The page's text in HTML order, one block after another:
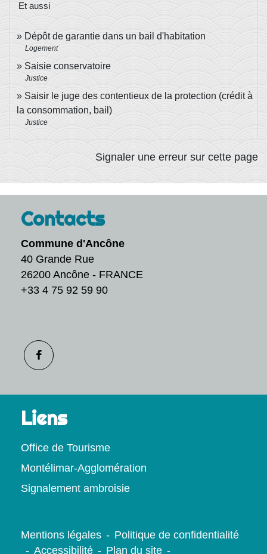
Et aussi
Dépôt de garantie dans un bail d'habitation
Logement
Saisie conservatoire
Justice
Saisir le juge des contentieux de la protection (crédit à
la consommation, bail)
Justice
Signaler une erreur sur cette page
Contacts
Commune d'Ancône
40 Grande Rue
26200 Ancône - FRANCE
+33 4 75 92 59 90
Liens
Office de Tourisme
Montélimar-Agglomération
Signalement ambroisie
Mentions légales - Politique de confidentialité
- Accessibilité - Plan du site -